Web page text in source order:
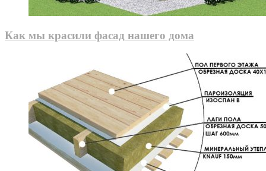
Как мы красили фасад нашего дома